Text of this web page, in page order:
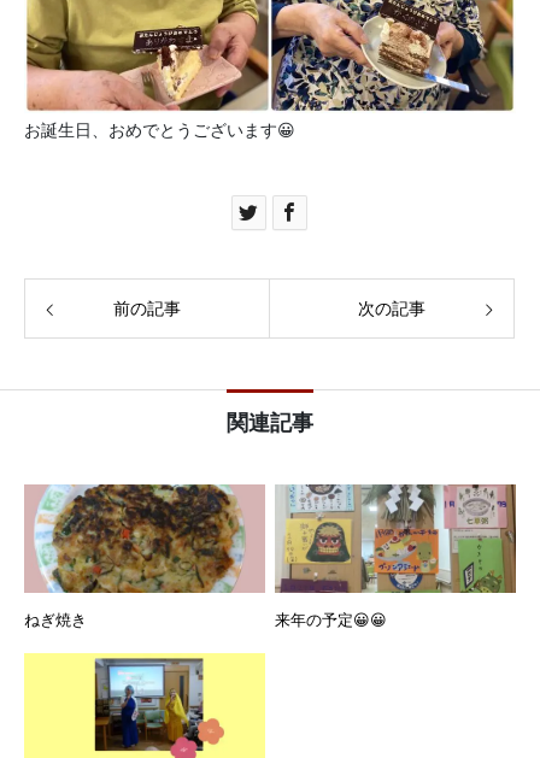
お誕生日、おめでとうございます😀
前の記事 次の記事
関連記事
ねぎ焼き 来年の予定😀😀